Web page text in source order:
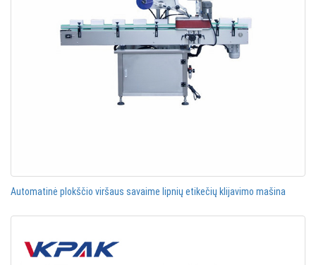
Automatinė plokščio viršaus savaime lipnių etikečių klijavimo mašina